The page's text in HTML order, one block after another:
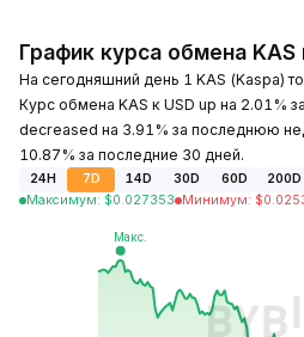
График курса обмена KAS
На сегодняшний день 1 KAS (Kaspa)
Курс обмена KAS к USD up на 2.01%
decreased на 3.91% за последнюю
10.87% за последние 30 дней.
24H 7D 14D 30D 60D
200D
Максимум: $0.027353 Минимум: $